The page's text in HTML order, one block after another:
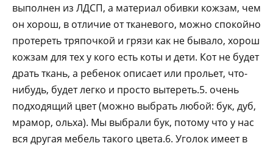
выполнен из ЛДСП, а материал обивки кожзам, чем
он хорош, в отличие от тканевого, можно спокойно
протереть тряпочкой и грязи как не бывало, хорош
кожзам для тех у кого есть коты и дети. Кот не будет
драть ткань, а ребенок описает или прольет, что-
нибудь, будет легко и просто вытереть.5. очень
подходящий цвет (можно выбрать любой: бук, дуб,
мрамор, ольха). Мы выбрали бук, потому что у нас
вся другая мебель такого цвета.6. Уголок имеет в